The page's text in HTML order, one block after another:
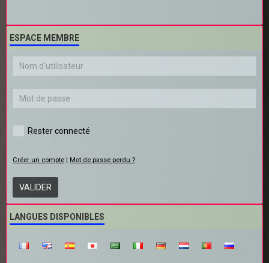
ESPACE MEMBRE
Rester connecté
Créer un compte | Mot de passe perdu ?
VALIDER
LANGUES DISPONIBLES